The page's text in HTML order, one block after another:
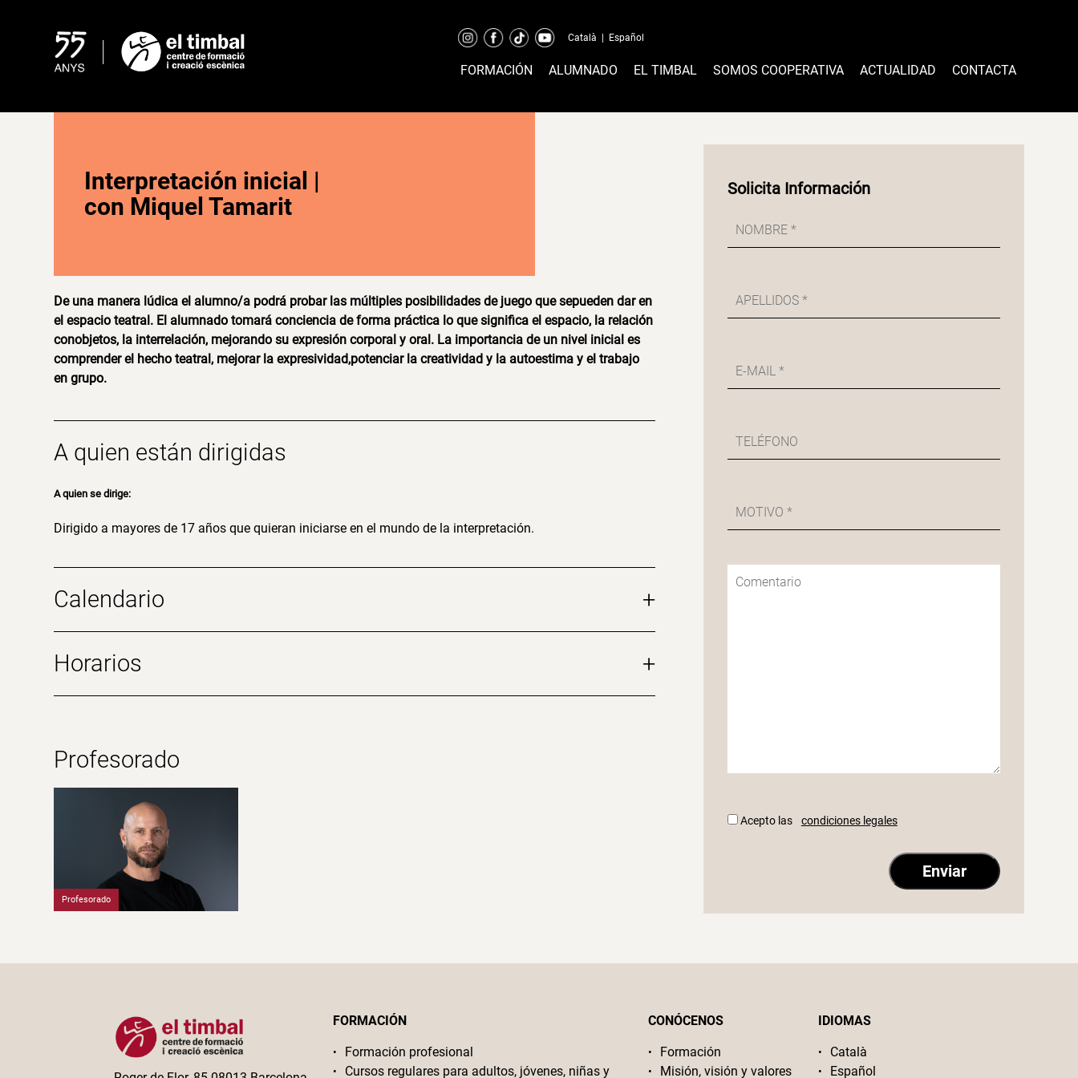
Català Español
FORMACIÓN ALUMNADO EL TIMBAL SOMOS COOPERATIVA ACTUALIDAD CONTACTA
Interpretación inicial |
con Miquel Tamarit
De una manera lúdica el alumno/a podrá probar las múltiples posibilidades de juego que sepueden dar en
el espacio teatral. El alumnado tomará conciencia de forma práctica lo que significa el espacio, la relación
conobjetos, la interrelación, mejorando su expresión corporal y oral. La importancia de un nivel inicial es
comprender el hecho teatral, mejorar la expresividad,potenciar la creatividad y la autoestima y el trabajo
en grupo.
A quien están dirigidas
A quien se dirige:
Dirigido a mayores de 17 años que quieran iniciarse en el mundo de la interpretación.
Calendario +
Horarios +
Profesorado
Profesorado
Solicita Información
Acepto las condiciones legales
FORMACIÓN
Formación profesional
Cursos regulares para adultos, jóvenes, niñas y
CONÓCENOS
Formación
Misión, visión y valores
IDIOMAS
Català
Español